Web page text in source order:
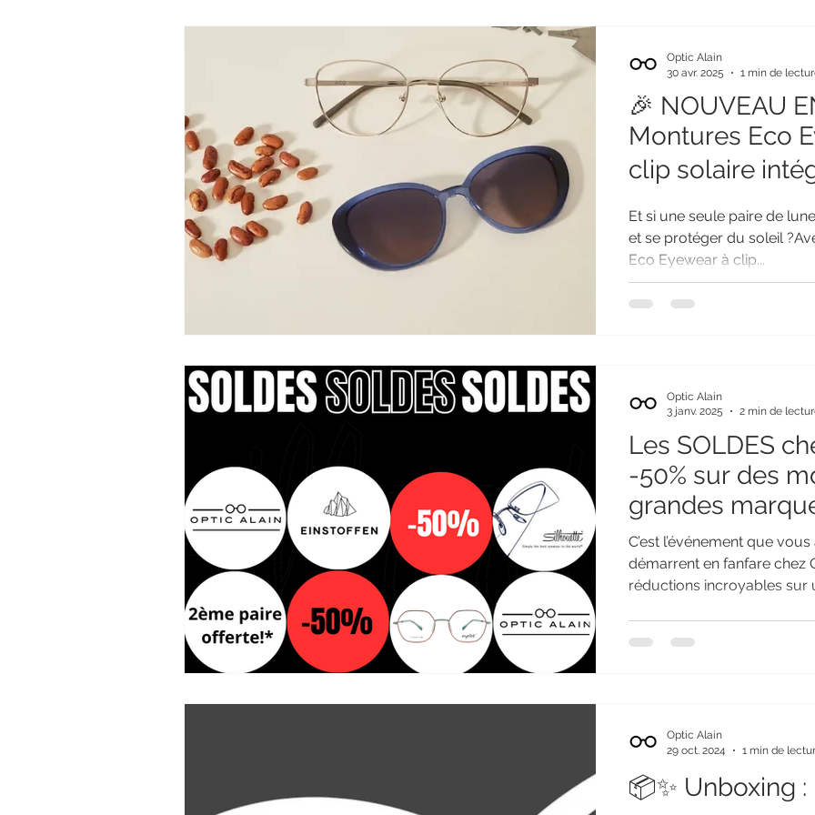
🎉 NOUVEAU
Montures Eco
clip solaire
Et si une seule paire de
et se protéger du soleil ?Avec les nouvelles montures
Eco Eyewear à clip...
Optic Alain
30 avr. 2025
1 min de
Les SOLDES
-50% sur des
grandes
offerte !
C’est l’événement que
démarrent en fanfare chez
réductions incroyables sur
Optic Alain
3 janv. 2025
2 min de
📦✨ Unboxing
Optic Alain
29 oct. 2024
1 min de